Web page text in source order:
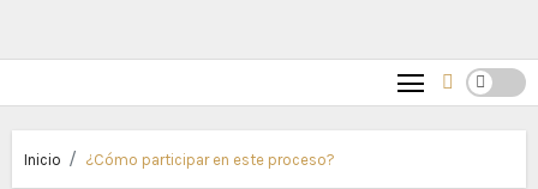
Inicio ¿Cómo participar en este proceso?